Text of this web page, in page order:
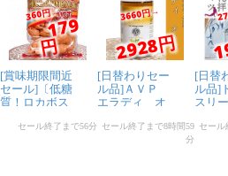
市販のもの(スーパー百貨店など
以前に購入したものが使いきれ